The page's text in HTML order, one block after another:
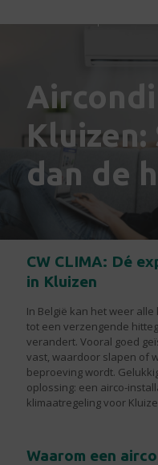
dan de
CW CLIMA: Dé
in Kluizen
In België kan het weer
tot een verzengende
verandert. Vooral goed
vast, waardoor slapen of
beproeving wordt.
oplossing: een airco-
klimaatregeling voor
Waarom een